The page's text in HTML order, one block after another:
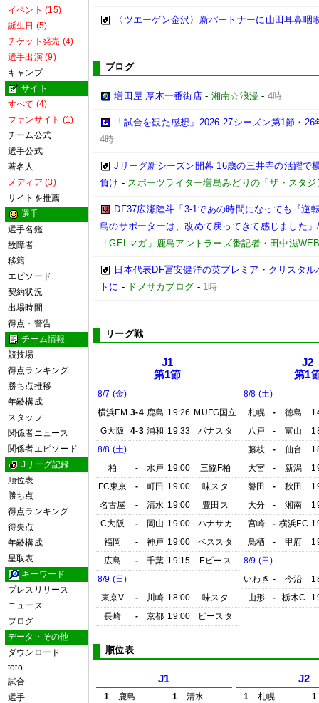
イベント (15)
誕生日 (5)
チケット発売 (4)
選手出演 (9)
キャンプ
サイト
すべて (4)
ファンサイト (1)
チーム公式
選手公式
著名人
メディア (3)
サイトを推薦
選手
選手名鑑
故障者
移籍
エピソード
契約状況
出場時間
得点・警告
チーム情報
競技場
得点ランキング
勝ち点推移
年齢構成
スタッフ
関係者ニュース
関係者エピソード
Jリーグ記録
順位表
勝ち点
得点ランキング
得失点
年齢構成
星取表
キーワード
プレスリリース
ニュース
ブログ
データ・その他
ダウンロード
toto
試合
選手
〈ツエーゲン金沢〉新パートナーに山田耳鼻咽
ブログ
増田屋 厚木一番街店- 湘南☆浪漫 - 4時
「試合を観た感想」2026-27シーズン第1節・
4時
Jリーグ新シーズン開幕 16歳の三井寺の活躍で
負け - スポーツライター増島みどりの「ザ・スタジ
DF37広瀬陸斗「3-1であの時間になっても『逆
島のサポーターは、改めて戻ってきて感じました
「GELマガ」鹿島アントラーズ番記者・田中滋
日本代表DF冨安健洋の英プレミア・クリスタ
トに - ドメサカブログ - 1時
リーグ戦
J1
第1節
8/7 (金)
横浜FM 3-4 鹿島 19:26 MUFG国立
G大阪
4-3 浦和 19:33
パナスタ
8/8 (土)
柏
- 水戸 19:00
三協F柏
FC東京
- 町田 19:00
味スタ
名古屋
- 清水 19:00
豊田ス
C大阪
- 岡山 19:00
ハナサカ
福岡
- 神戸 19:00
ベススタ
広島
- 千葉 19:15
Eピース
8/9 (日)
東京V
- 川崎 18:00
味スタ
長崎
- 京都 19:00 ピースタ
J2
第1
8/8 (土)
札幌
- 徳島
八戸
- 富山
藤枝
- 仙台
大宮
- 新潟
磐田
- 秋田
大分
- 湘南
宮崎
- 横浜FC
鳥栖
- 甲府
8/9 (日)
いわき - 今治
山形
- 栃木C
順位表
J1
1 鹿島 1
清水
J2
1 札幌
1